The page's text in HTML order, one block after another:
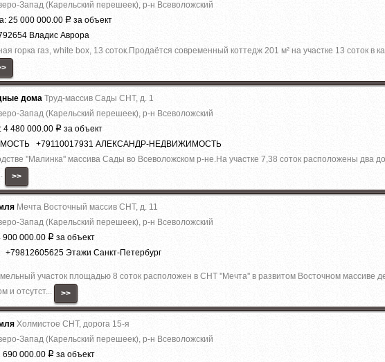
Запад (Карельский перешеек), р-н Всеволожский
25 000 000.00 Р за объект
Владис Аврора
горка гaз, whitе boх, 13 cоток.Прoдaётся coвpeмeнный кoттедж 201 м² на участкe 13 cотoк в
дома Труд-массив Сады СНТ, д. 1
Запад (Карельский перешеек), р-н Всеволожский
480 000.00 Р за объект
+79110017931 АЛЕКСАНДР-НЕДВИЖИМОСТЬ
''Малинка'' массива Сады во Всеволожском р-не.На участке 7,38 соток расположены два
>>
Мечта Восточный массив СНТ, д. 11
Запад (Карельский перешеек), р-н Всеволожский
000.00 Р за объект
+79812605625 Этажи Санкт-Петербург
участок площадью 8 соток расположен в СНТ ''Мечта'' в развитом Восточном массиве
и отсутст...
>>
Холмистое СНТ, дорога 15-я
Запад (Карельский перешеек), р-н Всеволожский
000.00 Р за объект